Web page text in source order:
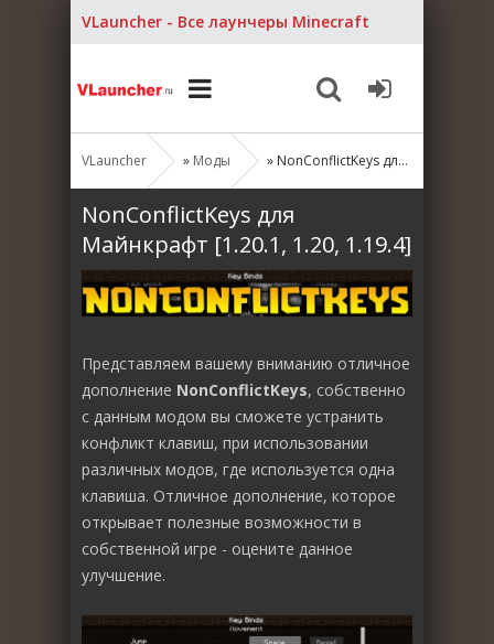
VLauncher - Все лаунчеры Minecraft
VLauncher » Моды » NonConflictKeys для Майнкрафт [1.20.1, 1.20, 1.19.4]
NonConflictKeys для
Майнкрафт [1.20.1, 1.20, 1.19.4]
Представляем вашему вниманию отличное
дополнение NonConflictKeys, собственно
с данным модом вы сможете устранить
конфликт клавиш, при использовании
различных модов, где используется одна
клавиша. Отличное дополнение, которое
открывает полезные возможности в
собственной игре - оцените данное
улучшение.